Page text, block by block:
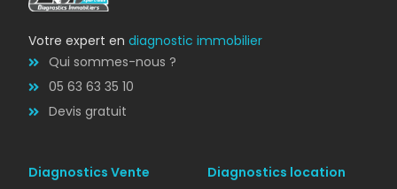
Votre expert endiagnostic immobilier
Qui sommes-nous ?
05 63 63 35 10
Devis gratuit
Diagnostics Vente
Diagnostics location